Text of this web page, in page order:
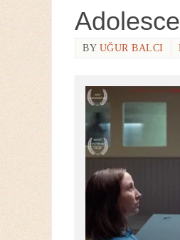
BY UĞUR BALCI